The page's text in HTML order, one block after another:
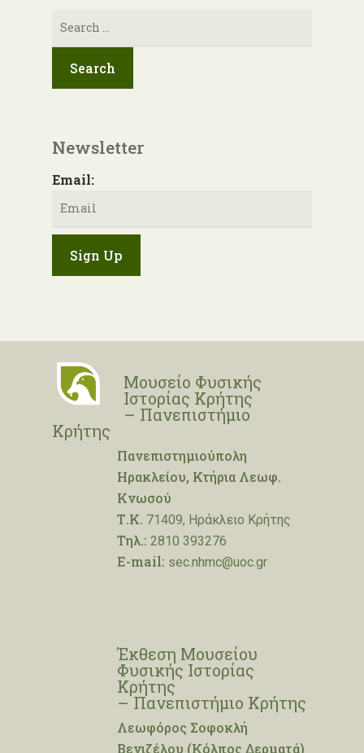
Αναζήτηση
Newsletter
Email:
Μουσείο Φυσικής
Ιστορίας Κρήτης
– Πανεπιστήμιο
Κρήτης
Πανεπιστημιούπολη
Ηρακλείου, Κτήρια Λεωφ.
Κνωσού
Τ.Κ. 71409, Ηράκλειο Κρήτης
Τηλ.: 2810 393276
E-mail: sec.nhmc@uoc.gr
Έκθεση Μουσείου
Φυσικής Ιστορίας
Κρήτης
– Πανεπιστήμιο Κρήτης
Λεωφόρος Σοφοκλή
Βενιζέλου (Κόλπος Δερματά)